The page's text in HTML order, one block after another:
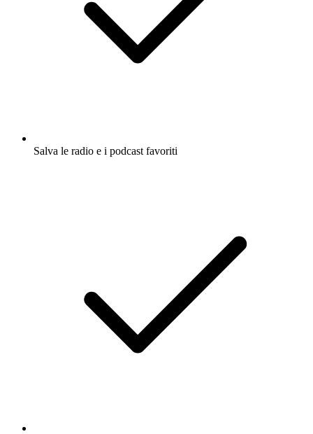
Salva le radio e i podcast favoriti